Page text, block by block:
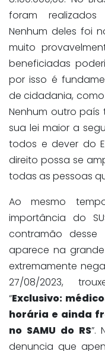
foram
Nenhum deles foi
muito
beneficiadas
por isso é
de cidadania,
Nenhum outro
sua lei maior a
todos e dever do
direito possa se
todas as pessoas
Ao mesmo
importância do
contramão desse
aparece na
extremamente
27/08/2023,
“Exclusivo:
horária e ainda
no SAMU do RS”.
denuncia que